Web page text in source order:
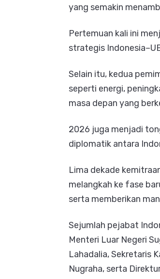
yang semakin
Pertemuan kali ini
strategis
Selain itu, kedua
seperti energi,
masa depan yang
2026 juga menjadi
diplomatik antara
Lima dekade
melangkah ke fase
serta memberikan
Sejumlah pejabat
Menteri Luar Negeri
Lahadalia, Sekretaris
Nugraha, serta